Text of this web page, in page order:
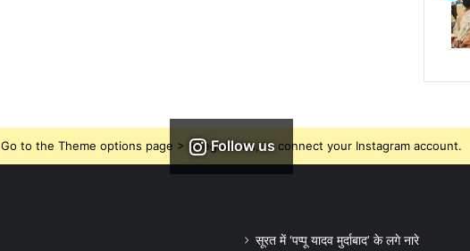
Follow us
Go to the Theme options page > Integrations, to connect your Instagram account.
सूरत में ‘पप्पू यादव मुर्दाबाद’ के लगे नारे